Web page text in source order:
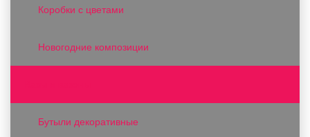
Коробки с цветами
Новогодние композиции
Бутыли декоративные